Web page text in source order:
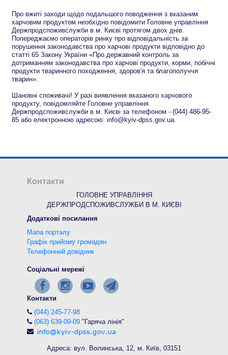
Про вжиті заходи щодо подальшого поводження з вказаним
харчовим продуктом необхідно повідомити Головне управління
Держпродспоживслужби в м. Києві протягом двох днів.
Попереджаємо операторів ринку про відповідальність за
порушення законодавства про харчові продукти відповідно до
статті 65 Закону України «Про державний контроль за
дотриманням законодавства про харчові продукти, корми, побічні
продукти тваринного походження, здоров'я та благополуччя
тварин».
Шановні споживачі! У разі виявлення вказаного харчового
продукту, повідомляйте Головне управління
Держпродспоживслужби в м. Києві за телефоном - (044) 486-95-
85 або електронною адресою: info@kyiv-dpss.gov.ua.
Контакти
ГОЛОВНЕ УПРАВЛІННЯ
ДЕРЖПРОДСПОЖИВСЛУЖБИ В М. КИЄВІ
Додаткові посилання
Мапа порталу
Графік прийому громадян
Телефонний довідник
Соціальні мережі
Контакти
(044) 245-77-98
(063) 639-09-09 "Гаряча лінія"
Адреса: вул. Волинська, 12, м. Київ, 03151